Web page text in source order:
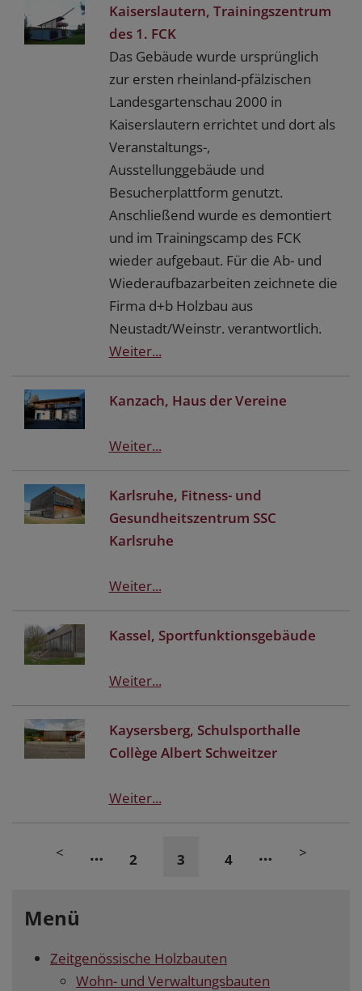
Kaiserslautern, Trainingszentrum
des 1. FCK
Das Gebäude wurde ursprünglich
zur ersten rheinland-pfälzischen
Landesgartenschau 2000 in
Kaiserslautern errichtet und dort als
Veranstaltungs-,
Ausstellunggebäude und
Besucherplattform genutzt.
Anschließend wurde es demontiert
und im Trainingscamp des FCK
wieder aufgebaut. Für die Ab- und
Wiederaufbazarbeiten zeichnete die
Firma d+b Holzbau aus
Neustadt/Weinstr. verantwortlich.
Weiter...
Kanzach, Haus der Vereine
Weiter...
Karlsruhe, Fitness- und
Gesundheitszentrum SSC
Karlsruhe
Weiter...
Kassel, Sportfunktionsgebäude
Weiter...
Kaysersberg, Schulsporthalle
Collège Albert Schweitzer
Weiter...
< … 2 3 4 … >
Menü
Zeitgenössische Holzbauten
Wohn- und Verwaltungsbauten